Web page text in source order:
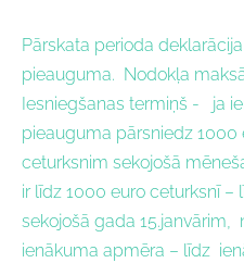
Pārskata perioda
pieauguma. Nodokļa
Iesniegšanas termiņš -
ja
pieauguma pārsniedz 1000
ceturksnim sekojošā
ir līdz 1000 euro ceturksnī –
sekojošā gada 15.janvārim,
ienākuma apmēra – līdz